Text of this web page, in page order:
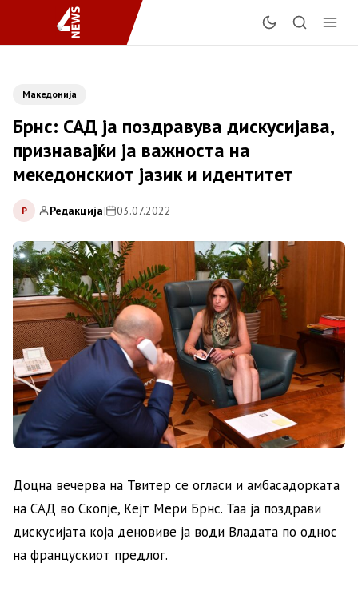
Македонија
Брнс: САД ја поздравува дискусијава,
признавајќи ја важноста на
мекедонскиот јазик и идентитет
Р Редакција| 03.07.2022
Доцна вечерва на Твитер се огласи и амбасадорката
на САД во Скопје, Кејт Мери Брнс. Таа ја поздрави
дискусијата која деновиве ја води Владата по однос
на францускиот предлог.